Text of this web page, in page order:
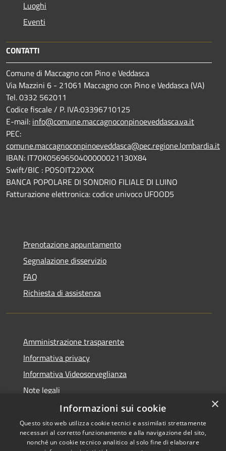
Luoghi
Eventi
CONTATTI
Comune di Maccagno con Pino e Veddasca
Via Mazzini 6 - 21061 Maccagno con Pino e Veddasca (VA)
Tel. 0332 562011
Codice fiscale / P. IVA:03396710125
E-mail: info@comune.maccagnoconpinoeveddasca.va.it
PEC:
comune.maccagnoconpinoeveddasca@pec.regione.lombardia.it
IBAN: IT70K0569650400000021130X84
Swift/BIC : POSOIT22XXX
BANCA POPOLARE DI SONDRIO FILIALE DI LUINO
Fatturazione elettronica: codice univoco UFOOD5
Prenotazione appuntamento
Segnalazione disservizio
FAQ
Richiesta di assistenza
Amministrazione trasparente
Informativa privacy
Informativa Videosorveglianza
Note legali
Dichiarazione di accessibilità
×
Informazioni sui cookie
Questo sito web utilizza cookie tecnici e assimilati strettamente
necessari al corretto funzionamento e alla navigazione del sito,
nonché un cookie tecnico analitico al solo fine di elaborare